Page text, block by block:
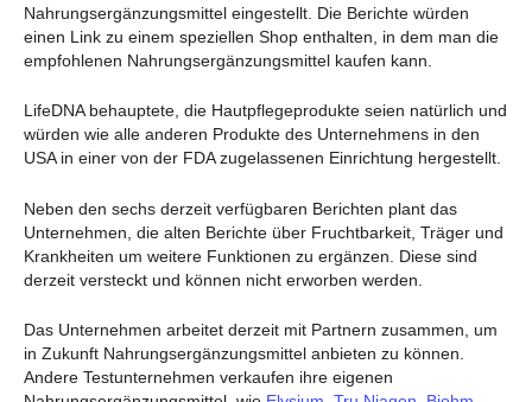
Nahrungsergänzungsmittel eingestellt. Die Berichte würden
einen Link zu einem speziellen Shop enthalten, in dem man die
empfohlenen Nahrungsergänzungsmittel kaufen kann.
LifeDNA behauptete, die Hautpflegeprodukte seien natürlich und
würden wie alle anderen Produkte des Unternehmens in den
USA in einer von der FDA zugelassenen Einrichtung hergestellt.
Neben den sechs derzeit verfügbaren Berichten plant das
Unternehmen, die alten Berichte über Fruchtbarkeit, Träger und
Krankheiten um weitere Funktionen zu ergänzen. Diese sind
derzeit versteckt und können nicht erworben werden.
Das Unternehmen arbeitet derzeit mit Partnern zusammen, um
in Zukunft Nahrungsergänzungsmittel anbieten zu können.
Andere Testunternehmen verkaufen ihre eigenen